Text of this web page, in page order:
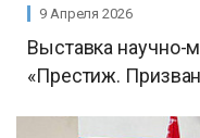
9 Апреля 2026
Выставка научно-
«Престиж.